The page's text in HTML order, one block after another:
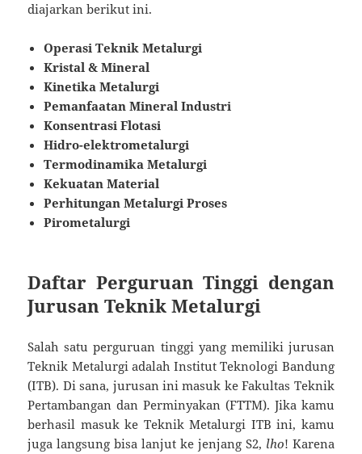
diajarkan berikut ini.
Operasi Teknik Metalurgi
Kristal & Mineral
Kinetika Metalurgi
Pemanfaatan Mineral Industri
Konsentrasi Flotasi
Hidro-elektrometalurgi
Termodinamika Metalurgi
Kekuatan Material
Perhitungan Metalurgi Proses
Pirometalurgi
Daftar Perguruan Tinggi dengan
Jurusan Teknik Metalurgi
Salah satu perguruan tinggi yang memiliki jurusan
Teknik Metalurgi adalah Institut Teknologi Bandung
(ITB). Di sana, jurusan ini masuk ke Fakultas Teknik
Pertambangan dan Perminyakan (FTTM). Jika kamu
berhasil masuk ke Teknik Metalurgi ITB ini, kamu
juga langsung bisa lanjut ke jenjang S2, lho! Karena